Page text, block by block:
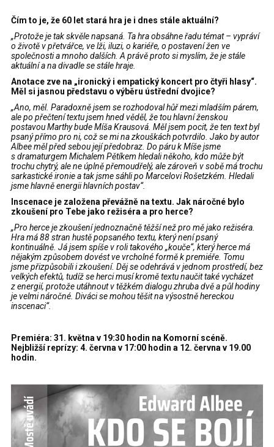
Čím to je, že 60 let stará hra je i dnes stále aktuální?
„Protože jetak skvěle napsaná. Ta hra obsáhne řadu témat – vypráví
o životě v přetvářce, ve lži, iluzi, o kariéře, o postavení žen ve
společnosti a mnoho dalších. A právě proto si myslím, že je stále
aktuální a na divadle se stále hraje.
Anotace zve na „ironický i empatický koncert pro čtyři hlasy“.
Měl si jasnou představu o výběru ústřední dvojice?
„Ano, měl. Paradoxně jsem se rozhodoval hůř mezi mladším párem,
ale po přečtení textu jsem hned věděl, že tou hlavní ženskou
postavou Marthy bude Míša Krausová. Měl jsem pocit, že ten text byl
psaný přímo pro ni, což se mi na zkouškách potvrdilo. Jako by autor
Albee měl před sebou její předobraz. Do páru k Míše jsme
s dramaturgem Michalem Pětíkem hledali někoho, kdo může být
trochu chytrý, ale ne úplně přemoudřelý, ale zároveň v sobě má trochu
sarkastické ironie a tak jsme sáhli po Marcelovi Rošetzkém. Hledali
jsme hlavně energii hlavních postav“.
Inscenace je založena převážně na textu. Jak náročné bylo
zkoušení pro Tebe jako režiséra a pro herce?
„Pro herce je zkoušení jednoznačně těžší než pro mě jako režiséra.
Hra má 88 stran hustě popsaného textu, který není psaný
kontinuálně. Já jsem spíše v roli takového „kouče“, který herce má
nějakým způsobem dovést ve vrcholné formě k premiéře. Tomu
jsme přizpůsobili i zkoušení. Děj se odehrává v jednom prostředí, bez
velkých efektů, tudíž se herci musí kromě textu naučit také vycházet
z energií, protože utáhnout v těžkém dialogu zhruba dvě a půl hodiny
je velmi náročné. Diváci se mohou těšit na výsostně hereckou
inscenaci“.
Premiéra: 31. května v 19:30 hodin na Komorní scéně.
Nejbližší reprízy: 4. června v 17:00 hodin a 12. června v 19.00
hodin.